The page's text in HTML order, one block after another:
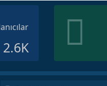
2.6K